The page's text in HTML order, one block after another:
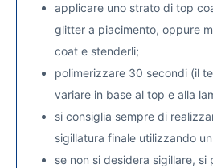
applicare uno strato di top
glitter a piacimento, oppure
coat e stenderli;
polimerizzare 30 secondi (il
variare in base al top e alla
si consiglia sempre di
sigillatura finale utilizzando
se non si desidera sigillare, si